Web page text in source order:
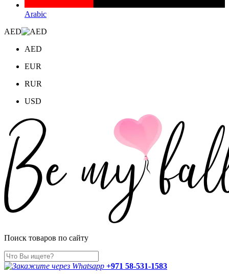
Arabic
AED
AED
EUR
RUR
USD
Поиск товаров по сайту
+971 58-531-1583